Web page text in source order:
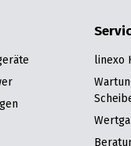
linexo